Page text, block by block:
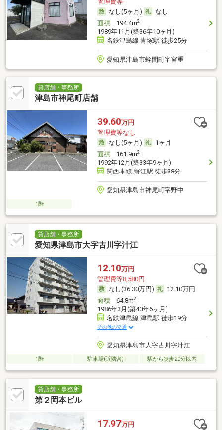
管理費等-
なし(5ヶ月)
なし
面積194.4m2
1989年11月(築36年10ヶ月)
名鉄津島線 青塚駅 徒歩25分
愛知県津島市蛭間町字宮重
貸店舗・事務所
津島市神尾町店舗
39.60万円
管理費等なし
なし(5ヶ月)
1ヶ月
面積161.9m2
1992年12月(築33年9ヶ月)
関西本線 蟹江駅 徒歩38分
愛知県津島市神尾町字野中
1階
貸店舗・事務所
愛知県津島市大字古川字汁江
12.10万円
管理費等8,580円
なし(36.30万円)
12.10万円
面積64.8m2
1986年3月(築40年6ヶ月)
名鉄津島線 津島駅 徒歩19分
その他の交通
愛知県津島市大字古川字汁江
1階 駐車場(近隣含) 駅から徒歩20分以内
貸店舗・事務所
第２岡本ビル
17.97万円